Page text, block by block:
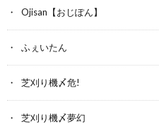
Ojisan【おじぽん】
ふぇいたん
芝刈り機〆危!
芝刈り機〆夢幻